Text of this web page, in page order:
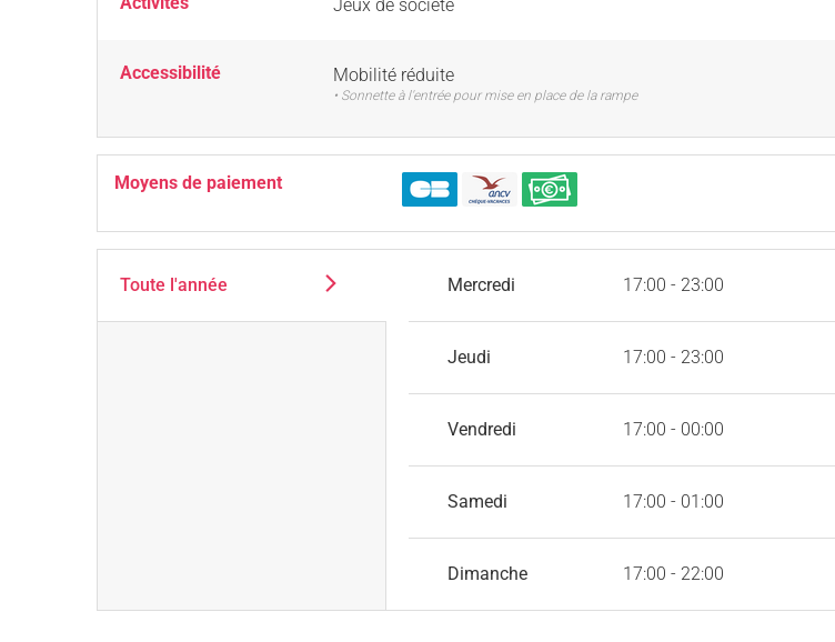
Jeux de société
Accessibilité Mobilité réduite
• Sonnette à l'entrée pour mise en place de la rampe
Moyens de paiement
Toute l'année Mercredi 17:00 - 23:00
Jeudi 17:00 - 23:00
Vendredi 17:00 - 00:00
Samedi 17:00 - 01:00
Dimanche 17:00 - 22:00